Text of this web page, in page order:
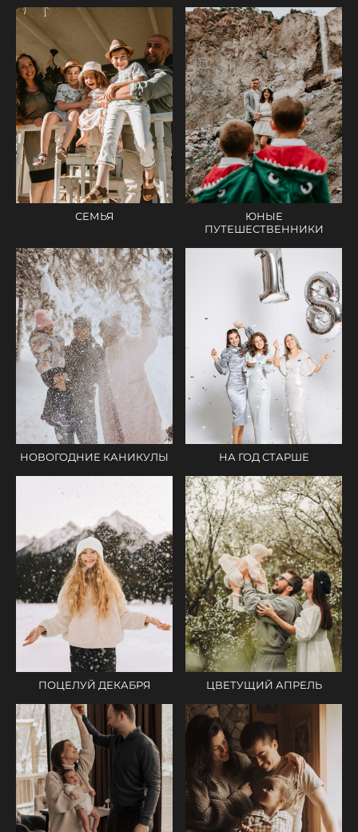
СЕМЬЯ
ЮНЫЕ
ПУТЕШЕСТВЕННИКИ
НОВОГОДНИЕ КАНИКУЛЫ НА ГОД СТАРШЕ
ПОЦЕЛУЙ ДЕКАБРЯ ЦВЕТУЩИЙ АПРЕЛЬ